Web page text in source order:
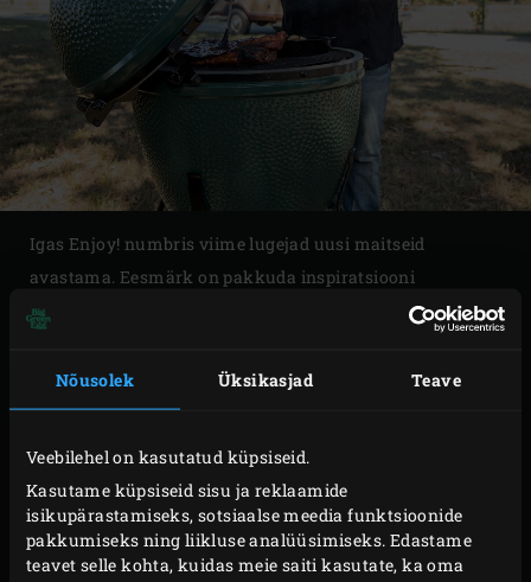
Nõusolek Üksikasjad Teave
Veebilehel on kasutatud küpsiseid.
Kasutame küpsiseid sisu ja reklaamide
isikupärastamiseks, sotsiaalse meedia funktsioonide
pakkumiseks ning liikluse analüüsimiseks. Edastame
teavet selle kohta, kuidas meie saiti kasutate, ka oma
Igas Enjoy! numbris viime lugejad uusi maitseid
avastama. Eesmärk on pakkuda inspiratsiooni
maitsvate retseptide ja taustalugudega ning tutvustada
valmistada.